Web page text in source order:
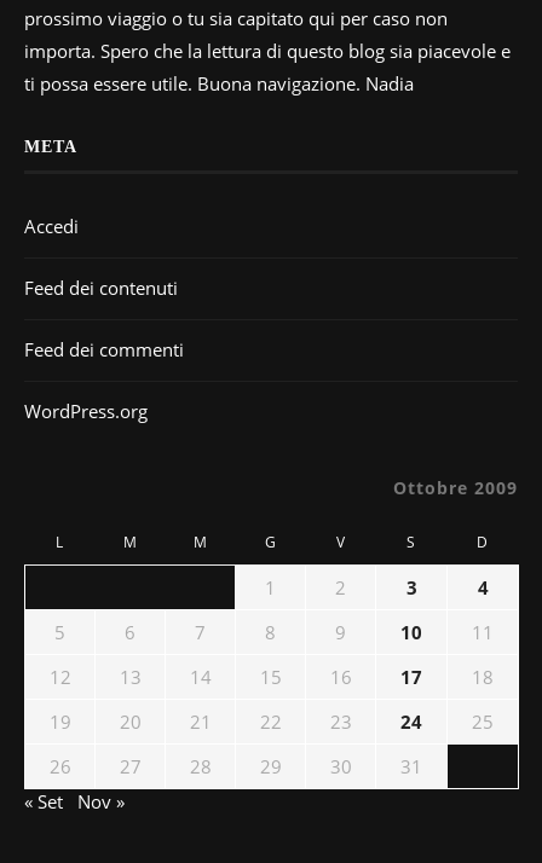
prossimo viaggio o tu sia capitato qui per caso non
importa. Spero che la lettura di questo blog sia piacevole e
ti possa essere utile. Buona navigazione. Nadia
META
Accedi
Feed dei contenuti
Feed dei commenti
WordPress.org
Ottobre 2009
L M M G V S D
1 2 3
4
5
6 7 8 9 10
11
12
13 14 15 16 17
18
19
20 21 22 23 24
25
26
27 28 29 30
31
« Set
Nov »